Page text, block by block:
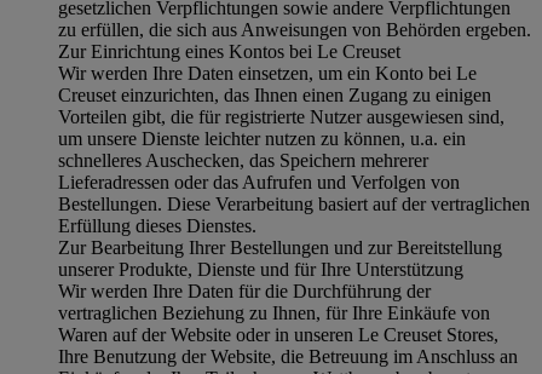
gesetzlichen Verpflichtungen sowie andere Verpflichtungen
zu erfüllen, die sich aus Anweisungen von Behörden ergeben.
Zur Einrichtung eines Kontos bei Le Creuset
Wir werden Ihre Daten einsetzen, um ein Konto bei Le
Creuset einzurichten, das Ihnen einen Zugang zu einigen
Vorteilen gibt, die für registrierte Nutzer ausgewiesen sind,
um unsere Dienste leichter nutzen zu können, u.a. ein
schnelleres Auschecken, das Speichern mehrerer
Lieferadressen oder das Aufrufen und Verfolgen von
Bestellungen. Diese Verarbeitung basiert auf der vertraglichen
Erfüllung dieses Dienstes.
Zur Bearbeitung Ihrer Bestellungen und zur Bereitstellung
unserer Produkte, Dienste und für Ihre Unterstützung
Wir werden Ihre Daten für die Durchführung der
vertraglichen Beziehung zu Ihnen, für Ihre Einkäufe von
Waren auf der Website oder in unseren Le Creuset Stores,
Ihre Benutzung der Website, die Betreuung im Anschluss an